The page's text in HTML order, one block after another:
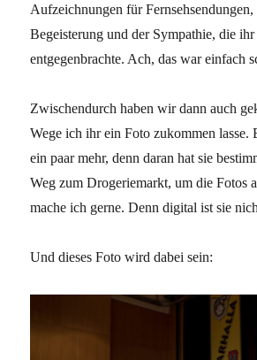
Aufzeichnungen für
Begeisterung und der Sympathie, die
entgegenbrachte. Ach, das war einfach
Zwischendurch haben wir dann auch
Wege ich ihr ein Foto zukommen lasse.
ein paar mehr, denn daran hat sie
Weg zum Drogeriemarkt, um die Fotos
mache ich gerne. Denn digital ist sie
Und dieses Foto wird dabei sein: